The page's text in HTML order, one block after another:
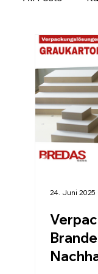
24. Juni 2025